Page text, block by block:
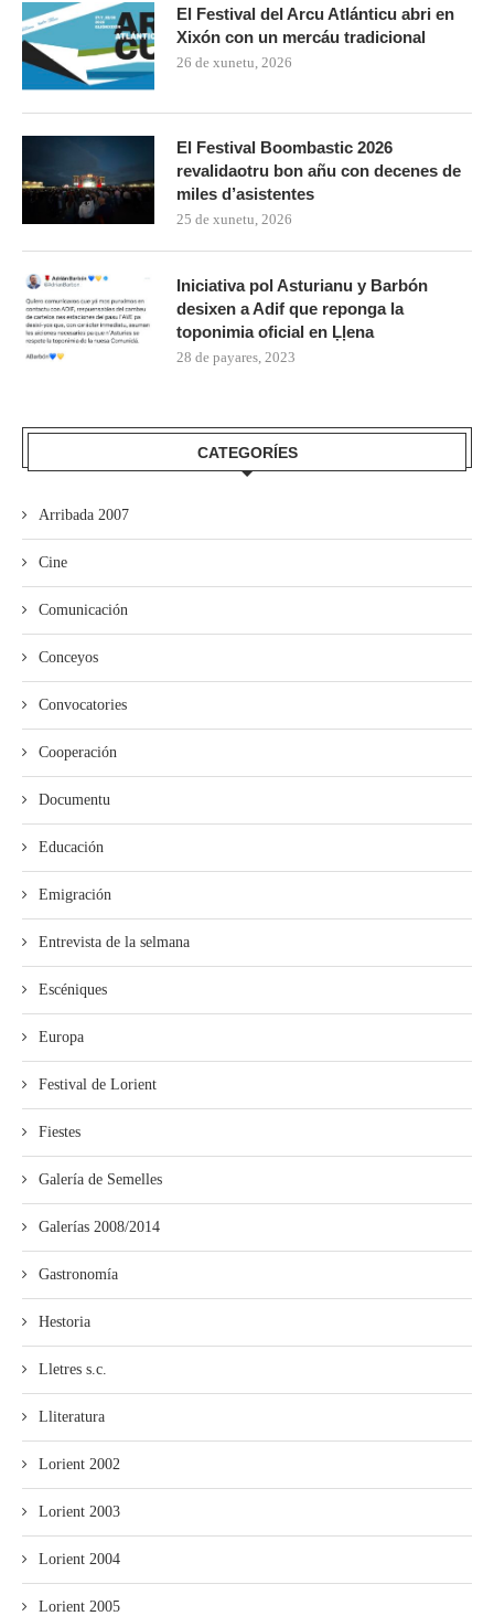
El Festival del Arcu Atlánticu abri en
Xixón con un mercáu tradicional
26 de xunetu, 2026
El Festival Boombastic 2026
revalidaotru bon añu con decenes de
miles d’asistentes
25 de xunetu, 2026
Iniciativa pol Asturianu y Barbón
desixen a Adif que reponga la
toponimia oficial en Ḷḷena
28 de payares, 2023
CATEGORÍES
Arribada 2007
Cine
Comunicación
Conceyos
Convocatories
Cooperación
Documentu
Educación
Emigración
Entrevista de la selmana
Escéniques
Europa
Festival de Lorient
Fiestes
Galería de Semelles
Galerías 2008/2014
Gastronomía
Hestoria
Lletres s.c.
Lliteratura
Lorient 2002
Lorient 2003
Lorient 2004
Lorient 2005